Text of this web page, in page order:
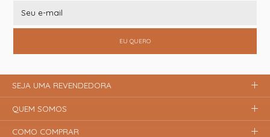
EU QUERO
SEJA UMA REVENDEDORA
QUEM SOMOS
COMO COMPRAR